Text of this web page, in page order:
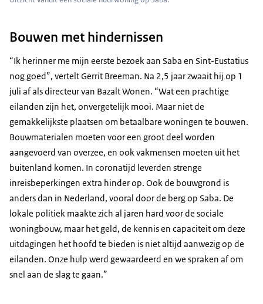
Bouwen met hindernissen
“Ik herinner me mijn eerste bezoek aan Saba en Sint-Eustatius
nog goed”, vertelt Gerrit Breeman. Na 2,5 jaar zwaait hij op 1
juli af als directeur van Bazalt Wonen. “Wat een prachtige
eilanden zijn het, onvergetelijk mooi. Maar niet de
gemakkelijkste plaatsen om betaalbare woningen te bouwen.
Bouwmaterialen moeten voor een groot deel worden
aangevoerd van overzee, en ook vakmensen moeten uit het
buitenland komen. In coronatijd leverden strenge
inreisbeperkingen extra hinder op. Ook de bouwgrond is
anders dan in Nederland, vooral door de berg op Saba. De
lokale politiek maakte zich al jaren hard voor de sociale
woningbouw, maar het geld, de kennis en capaciteit om deze
uitdagingen het hoofd te bieden is niet altijd aanwezig op de
eilanden. Onze hulp werd gewaardeerd en we spraken af om
snel aan de slag te gaan.”